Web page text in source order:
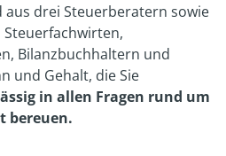
aus drei Steuerberatern sowie
Bilanzbuchhaltern und
und Gehalt, die Sie
in allen Fragen rund um
bereuen.